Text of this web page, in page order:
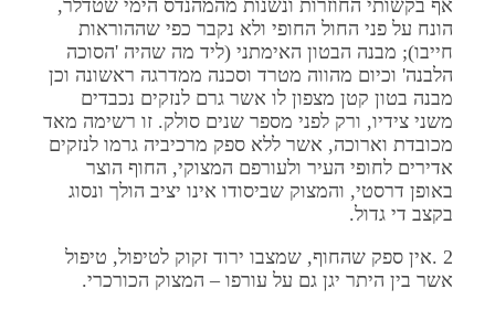
אף בקשותי החוזרות ונשנות מהמהנדס הימי שטדלר,
הונח על פני החול החופי ולא נקבר כפי שההוראות
חייבו); מבנה הבטון האימתני (ליד מה שהיה 'הסוכה
הלבנה' וכיום מהווה מטרד וסכנה ממדרגה ראשונה וכן
מבנה בטון קטן מצפון לו אשר גרם לנזקים נכבדים
משני צידיו, ורק לפני מספר שנים סולק. זו רשימה מאד
מכובדת וארוכה, אשר ללא ספק מרכיביה גרמו לנזקים
אדירים לחופי העיר ולעורפם המצוקי, החוף הוצר
באופן דרסטי, והמצוק שביסודו אינו יציב הולך ונסוג
בקצב די גדול.
2 .אין ספק שהחוף, שמצבו ירוד זקוק לטיפול, טיפול
אשר בין היתר יגן גם על עורפו – המצוק הכורכרי.